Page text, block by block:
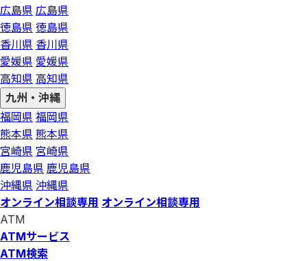
広島県 広島県
徳島県 徳島県
香川県 香川県
愛媛県 愛媛県
高知県 高知県
九州・沖縄
福岡県 福岡県
熊本県 熊本県
宮崎県 宮崎県
鹿児島県 鹿児島県
沖縄県 沖縄県
オンライン相談専用 オンライン相談専用
ATM
ATMサービス
ATM検索